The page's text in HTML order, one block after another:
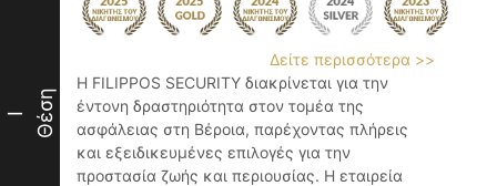
I Θέση
Δείτε περισσότερα >>
Η FILIPPOS SECURITY διακρίνεται για την
έντονη δραστηριότητα στον τομέα της
ασφάλειας στη Βέροια, παρέχοντας πλήρεις
και εξειδικευμένες επιλογές για την
προστασία ζωής και περιουσίας. Η εταιρεία